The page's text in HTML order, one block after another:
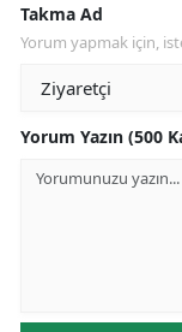
Takma Ad
Yorum yapmak için,
Yorum Yazın (500